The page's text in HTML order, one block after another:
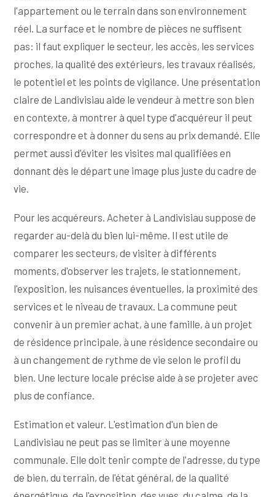
l'appartement ou le terrain dans son environnement
réel. La surface et le nombre de pièces ne suffisent
pas: il faut expliquer le secteur, les accès, les services
proches, la qualité des extérieurs, les travaux réalisés,
le potentiel et les points de vigilance. Une présentation
claire de Landivisiau aide le vendeur à mettre son bien
en contexte, à montrer à quel type d'acquéreur il peut
correspondre et à donner du sens au prix demandé. Elle
permet aussi d'éviter les visites mal qualifiées en
donnant dès le départ une image plus juste du cadre de
vie.
Pour les acquéreurs. Acheter à Landivisiau suppose de
regarder au-delà du bien lui-même. Il est utile de
comparer les secteurs, de visiter à différents
moments, d'observer les trajets, le stationnement,
l'exposition, les nuisances éventuelles, la proximité des
services et le niveau de travaux. La commune peut
convenir à un premier achat, à une famille, à un projet
de résidence principale, à une résidence secondaire ou
à un changement de rythme de vie selon le profil du
bien. Une lecture locale précise aide à se projeter avec
plus de confiance.
Estimation et valeur. L'estimation d'un bien de
Landivisiau ne peut pas se limiter à une moyenne
communale. Elle doit tenir compte de l'adresse, du type
de bien, du terrain, de l'état général, de la qualité